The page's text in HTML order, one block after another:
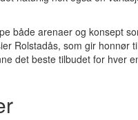
både arenaer og konsept
Rolstadås, som gir honnør
det beste tilbudet for hver